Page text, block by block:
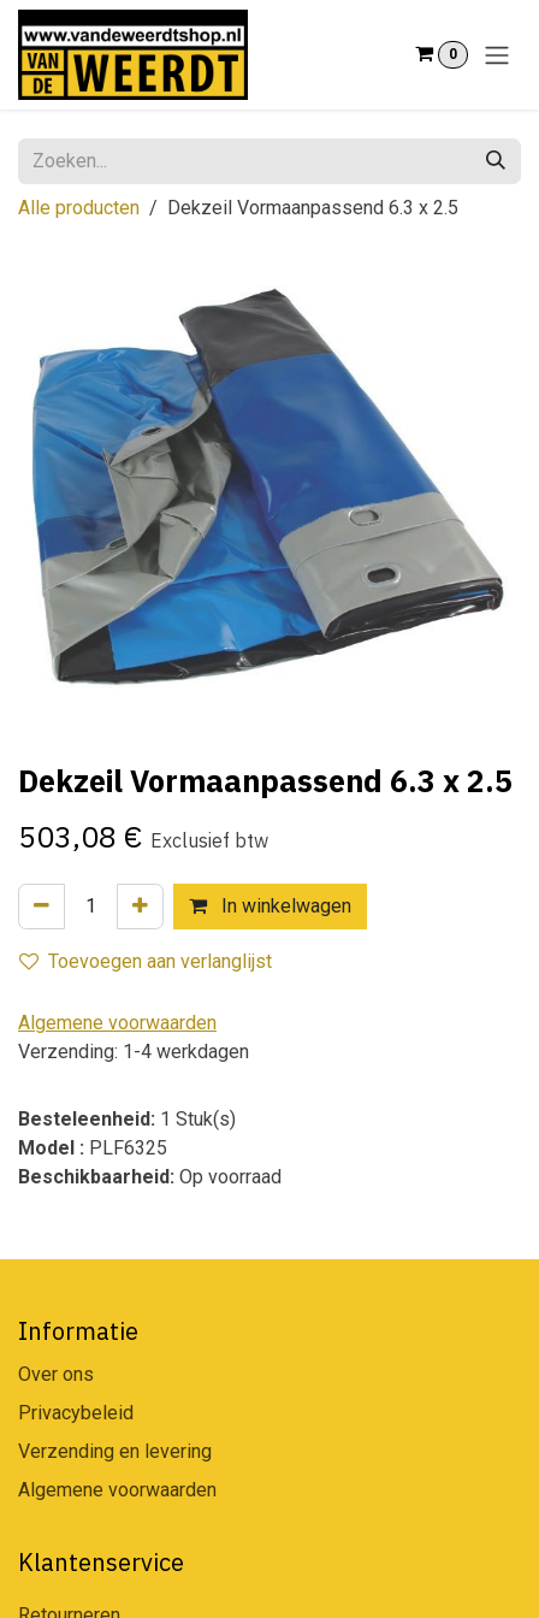
Overslaan naar inhoud
0
Alle producten Dekzeil Vormaanpassend 6.3 x 2.5
Dekzeil Vormaanpassend 6.3 x 2.5
503,08 € Exclusief btw
In winkelwagen
Toevoegen aan verlanglijst
Algemene voorwaarden
Verzending: 1-4 werkdagen
Besteleenheid: 1 Stuk(s)
Model : PLF6325
Beschikbaarheid: Op voorraad
Informatie
Over ons
Privacybeleid
Verzending en levering
Algemene voorwaarden
Klantenservice